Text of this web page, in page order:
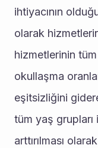
ihtiyacının
olarak
hizmetlerinin
okullaşma
eşitsizliğini
tüm yaş grupları
arttırılması